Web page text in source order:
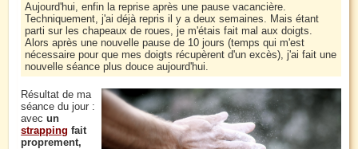
Aujourd'hui, enfin la reprise après une pause vacancière.
Techniquement, j'ai déjà repris il y a deux semaines. Mais étant
parti sur les chapeaux de roues, je m'étais fait mal aux doigts.
Alors après une nouvelle pause de 10 jours (temps qui m'est
nécessaire pour que mes doigts récupèrent d'un excès), j'ai fait une
nouvelle séance plus douce aujourd'hui.
Résultat de ma
séance du jour :
avecun
strapping fait
proprement,